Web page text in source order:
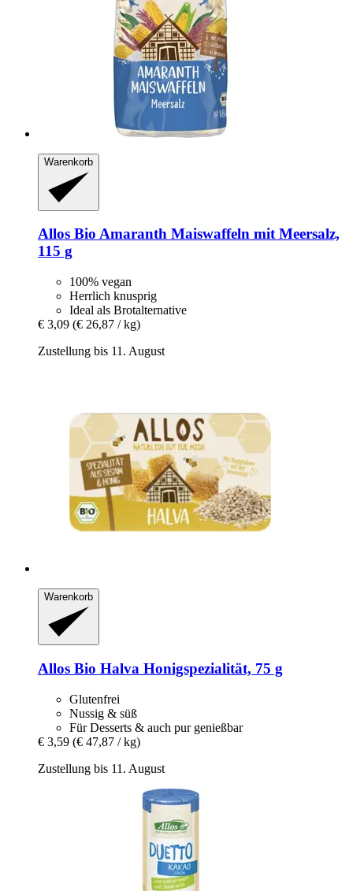
Warenkorb
Allos Bio Amaranth Maiswaffeln mit Meersalz,
115 g
100% vegan
Herrlich knusprig
Ideal als Brotalternative
€ 3,09 (€ 26,87 / kg)
Zustellung bis 11. August
Warenkorb
Allos Bio Halva Honigspezialität, 75 g
Glutenfrei
Nussig & süß
Für Desserts & auch pur genießbar
€ 3,59 (€ 47,87 / kg)
Zustellung bis 11. August